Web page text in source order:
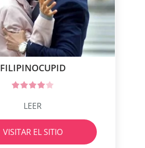
FILIPINOCUPID
LEER
VISITAR EL SITIO